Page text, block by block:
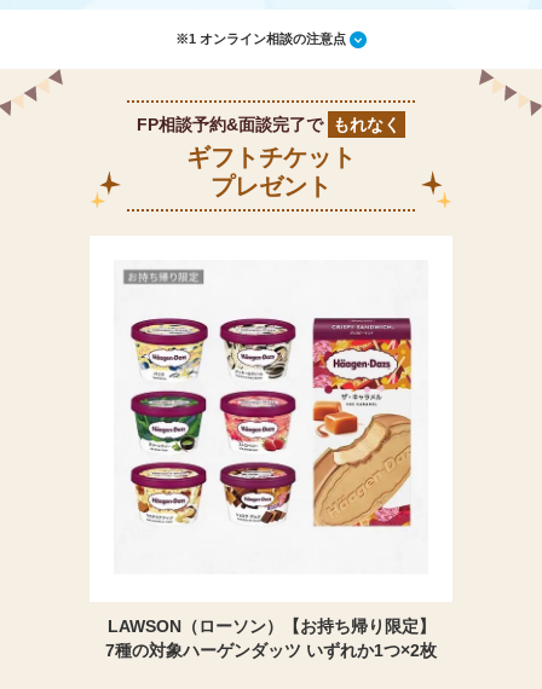
※1 オンライン相談の注意点
FP相談予約&面談完了で もれなく
ギフトチケット
プレゼント
LAWSON（ローソン）【お持ち帰り限定】
7種の対象ハーゲンダッツ いずれか1つ×2枚